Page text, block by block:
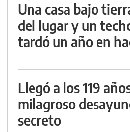
Una casa bajo
del lugar y un
tardó un año en
Llegó a los 119
milagroso
secreto